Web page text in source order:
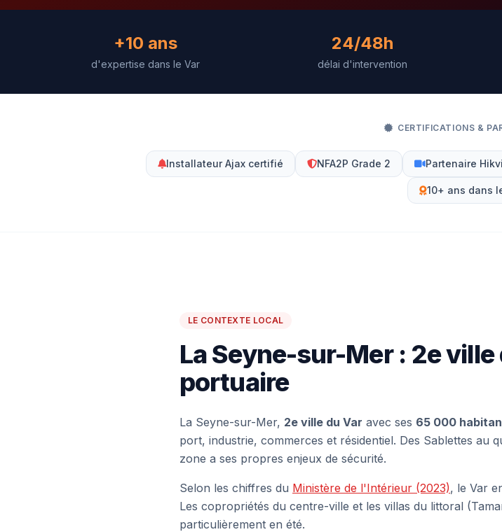
+10 ans
d'expertise dans le Var
24/48h
délai d'intervention
CERTIFICATIONS &
Installateur Ajax certifié NFA2P Grade 2 Partenaire
10+ ans dans
LE CONTEXTE LOCAL
La Seyne-sur-Mer : 2e
portuaire
La Seyne-sur-Mer, 2e ville du Var avec ses 65 000
port, industrie, commerces et résidentiel. Des Sablettes au
zone a ses propres enjeux de sécurité.
Selon les chiffres du Ministère de l'Intérieur (2023), le Var
Les copropriétés du centre-ville et les villas du littoral
particulièrement en été.